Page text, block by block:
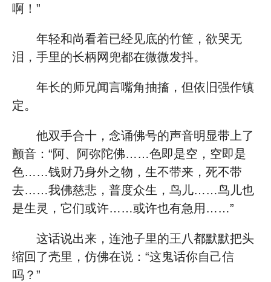
啊！”
年轻和尚看着已经见底的竹筐，欲哭无
泪，手里的长柄网兜都在微微发抖。
年长的师兄闻言嘴角抽搐，但依旧强作镇
定。
他双手合十，念诵佛号的声音明显带上了
颤音：“阿、阿弥陀佛……色即是空，空即是
色……钱财乃身外之物，生不带来，死不带
去……我佛慈悲，普度众生，鸟儿……鸟儿也
是生灵，它们或许……或许也有急用……”
这话说出来，连池子里的王八都默默把头
缩回了壳里，仿佛在说：“这鬼话你自己信
吗？”